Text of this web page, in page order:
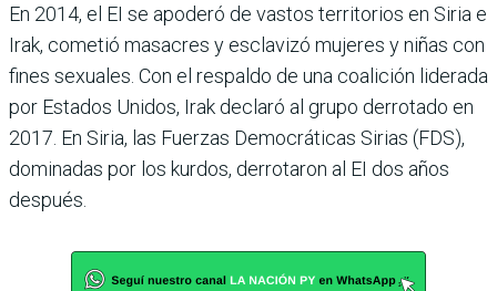
En 2014, el EI se apoderó de vastos territorios en Siria e
Irak, cometió masacres y esclavizó mujeres y niñas con
fines sexuales. Con el respaldo de una coalición liderada
por Estados Unidos, Irak declaró al grupo derrotado en
2017. En Siria, las Fuerzas Democráticas Sirias (FDS),
dominadas por los kurdos, derrotaron al EI dos años
después.